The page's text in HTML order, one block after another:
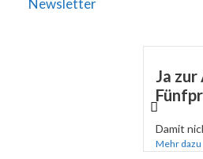
Newsletter
Ja
Damit
Mehr dazu